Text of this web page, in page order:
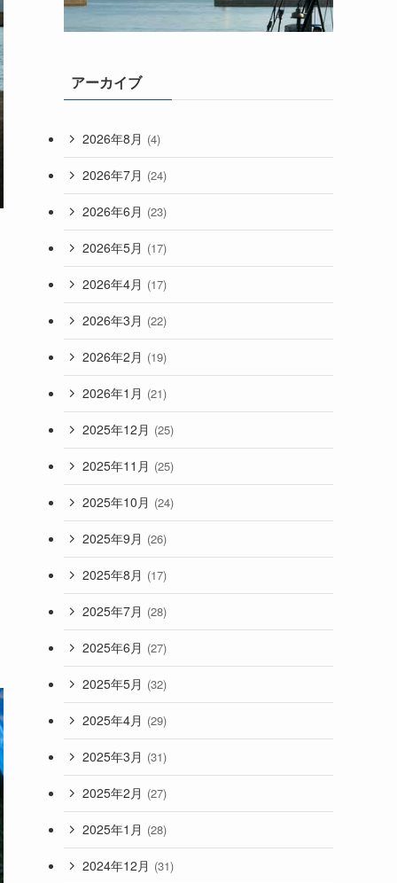
アーカイブ
2026年8月 (4)
2026年7月 (24)
2026年6月 (23)
2026年5月 (17)
2026年4月 (17)
2026年3月 (22)
2026年2月 (19)
2026年1月 (21)
2025年12月 (25)
2025年11月 (25)
2025年10月 (24)
2025年9月 (26)
2025年8月 (17)
2025年7月 (28)
2025年6月 (27)
2025年5月 (32)
2025年4月 (29)
2025年3月 (31)
2025年2月 (27)
2025年1月 (28)
2024年12月 (31)